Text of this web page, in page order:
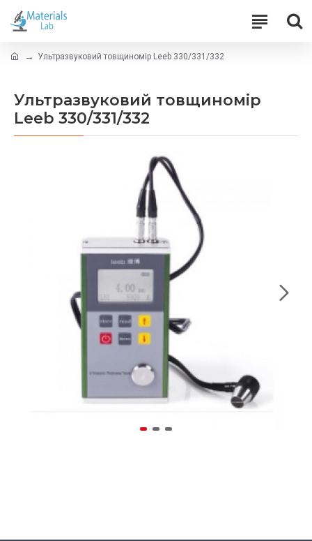
Ультразвуковий товщиномір Leeb 330/331/332
Ультразвуковий товщиномір
Leeb 330/331/332